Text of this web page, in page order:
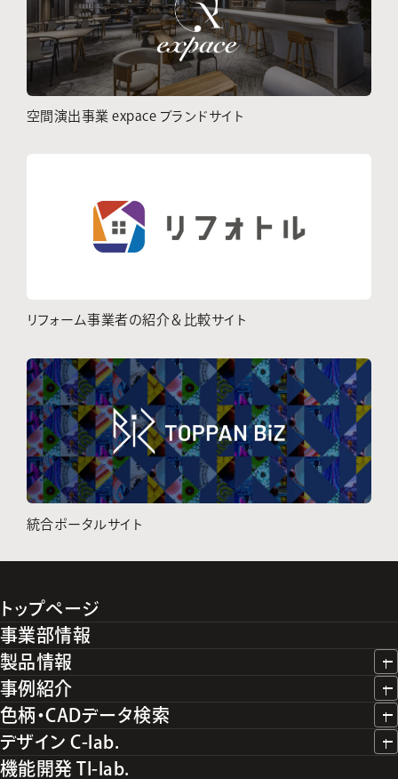
空間演出事業 expace ブランドサイト
リフォーム事業者の紹介＆比較サイト
統合ポータルサイト
トップページ
事業部情報
製品情報
事例紹介
色柄・CADデータ検索
デザイン C-lab.
機能開発 TI-lab.